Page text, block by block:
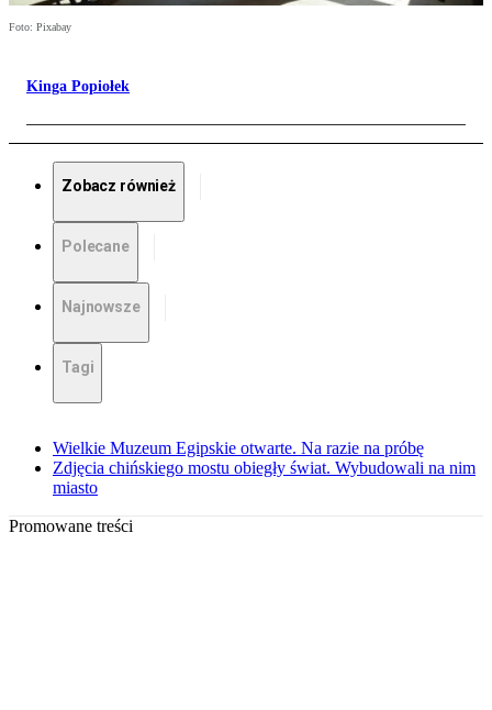
Foto: Pixabay
Kinga Popiołek
Zobacz również
Polecane
Najnowsze
Tagi
Wielkie Muzeum Egipskie otwarte. Na razie na próbę
Zdjęcia chińskiego mostu obiegły świat. Wybudowali na nim
miasto
Promowane treści